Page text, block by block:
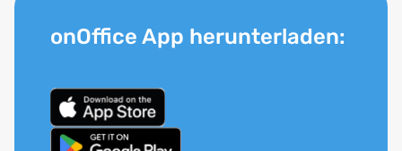
onOffice App herunterladen: